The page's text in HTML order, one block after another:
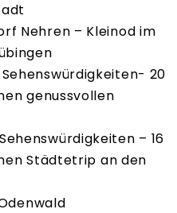
Nehren – Kleinod im
20
genussvollen
– 16
Städtetrip an den